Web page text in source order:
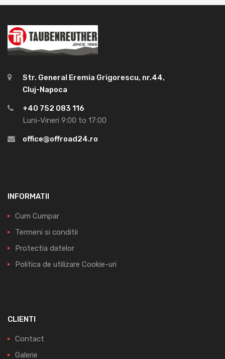
Str. General Eremia Grigorescu, nr.44,
Cluj-Napoca
+40 752 083 116
Luni-Vineri 9:00 to 17:00
office@offroad24.ro
INFORMATII
Cum Cumpar
Termeni si conditii
Protectia datelor
Politica de utilizare Cookie-uri
CLIENTI
Contact
Galerie